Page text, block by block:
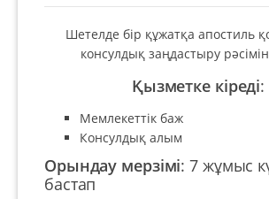
Шетелде бір құжатқа апостиль
консулдық заңдастыру
Қызметке кіреді:
Мемлекеттік баж
Консулдық алым
Орындау мерзімі:7 жұмыс
бастап